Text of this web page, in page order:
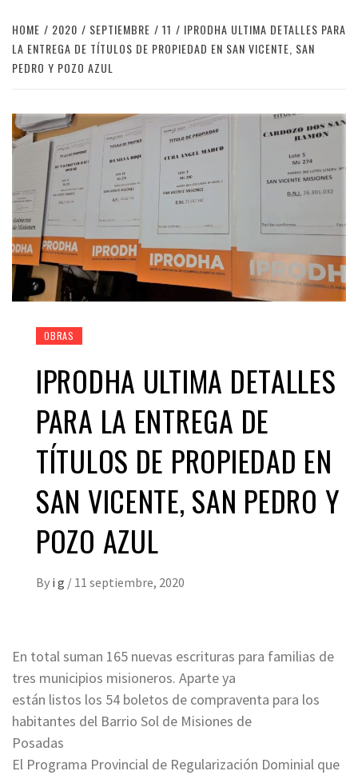
HOME 2020 SEPTIEMBRE 11
IPRODHA ULTIMA DETALLES PARA
LA ENTREGA DE TÍTULOS DE PROPIEDAD EN SAN VICENTE, SAN
PEDRO Y POZO AZUL
OBRAS
IPRODHA ULTIMA DETALLES
PARA LA ENTREGA DE
TÍTULOS DE PROPIEDAD EN
SAN VICENTE, SAN PEDRO Y
POZO AZUL
By i g / 11 septiembre, 2020
En total suman 165 nuevas escrituras para familias de
tres municipios misioneros. Aparte ya
están listos los 54 boletos de compraventa para los
habitantes del Barrio Sol de Misiones de
Posadas
El Programa Provincial de Regularización Dominial que